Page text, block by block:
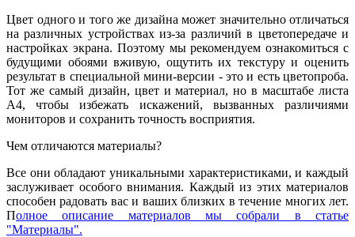
Цвет одного и того же дизайна может значительно отличаться
на различных устройствах из-за различий в цветопередаче и
настройках экрана. Поэтому мы рекомендуем ознакомиться с
будущими обоями вживую, ощутить их текстуру и оценить
результат в специальной мини-версии - это и есть цветопроба.
Тот же самый дизайн, цвет и материал, но в масштабе листа
А4, чтобы избежать искажений, вызванных различиями
мониторов и сохранить точность восприятия.
Чем отличаются материалы?
Все они обладают уникальными характеристиками, и каждый
заслуживает особого внимания. Каждый из этих материалов
способен радовать вас и ваших близких в течение многих лет.
Полное описание материалов мы собрали в статье
"Материалы".